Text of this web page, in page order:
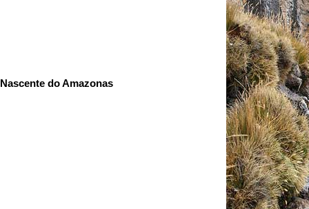
Nascente do Amazonas